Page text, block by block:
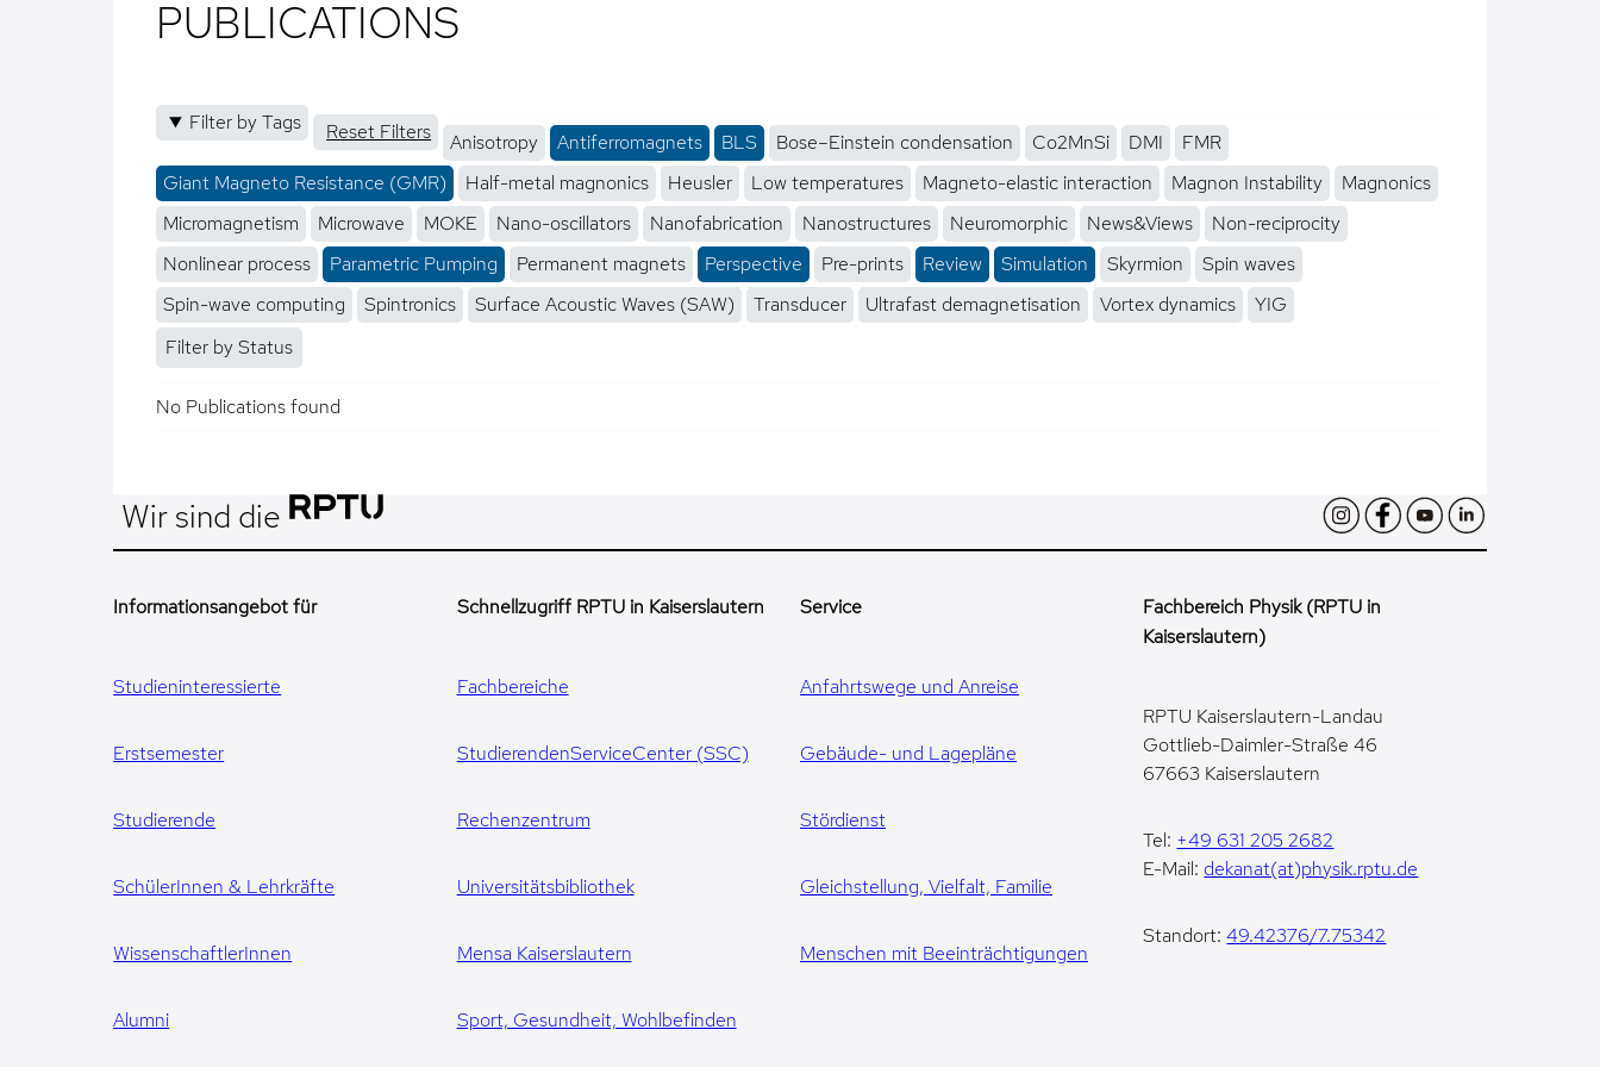
PUBLICATIONS
Filter by Tags Reset Filters Anisotropy Antiferromagnets BLS Bose–Einstein condensation Co2MnSi DMI
FMR
Giant Magneto Resistance (GMR)
Half-metal magnonics Heusler Low temperatures Magneto-elastic interaction Magnon Instability
Magnonics
Micromagnetism
Microwave MOKE Nano-oscillators Nanofabrication Nanostructures Neuromorphic News&Views
Non-reciprocity
Nonlinear process
Parametric Pumping Permanent magnets Perspective Pre-prints Review Simulation Skyrmion
Spin waves
Spin-wave computing
Spintronics Surface Acoustic Waves (SAW) Transducer Ultrafast demagnetisation Vortex dynamics
YIG
Filter by Status
No Publications found
Wir sind die
Informationsangebot für
Studieninteressierte
Erstsemester
Studierende
SchülerInnen & Lehrkräfte
WissenschaftlerInnen
Alumni
Schnellzugriff RPTU in Kaiserslautern
Fachbereiche
StudierendenServiceCenter (SSC)
Rechenzentrum
Universitätsbibliothek
Mensa Kaiserslautern
Sport, Gesundheit, Wohlbefinden
Service
Anfahrtswege und Anreise
Gebäude- und Lagepläne
Stördienst
Gleichstellung, Vielfalt, Familie
Menschen mit Beeinträchtigungen
Fachbereich Physik (RPTU in
Kaiserslautern)
RPTU Kaiserslautern-Landau
Gottlieb-Daimler-Straße 46
67663 Kaiserslautern
Tel: +49 631 205 2682
E-Mail: dekanat(at)physik.rptu.de
Standort:49.42376/7.75342